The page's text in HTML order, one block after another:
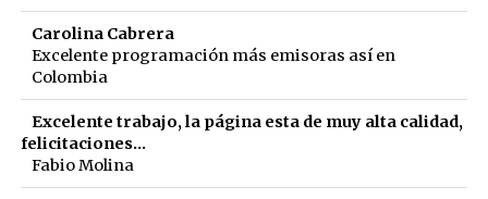
Carolina Cabrera
Excelente programación más emisoras así en
Colombia
Excelente trabajo, la página esta de muy alta calidad,
felicitaciones...
Fabio Molina